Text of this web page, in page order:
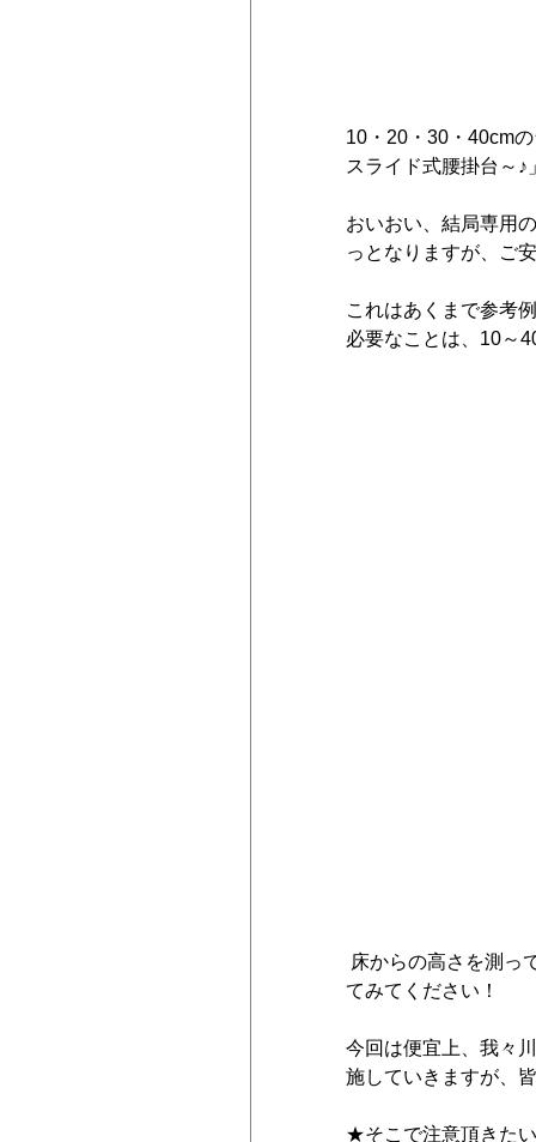
10・20・30・40cm
スライド式腰掛台～
おいおい、結局専用
っとなりますが、ご
これはあくまで参考
必要なことは、10～
てみてください！
今回は便宜上、我々
施していきますが、
★そこで注意頂きた